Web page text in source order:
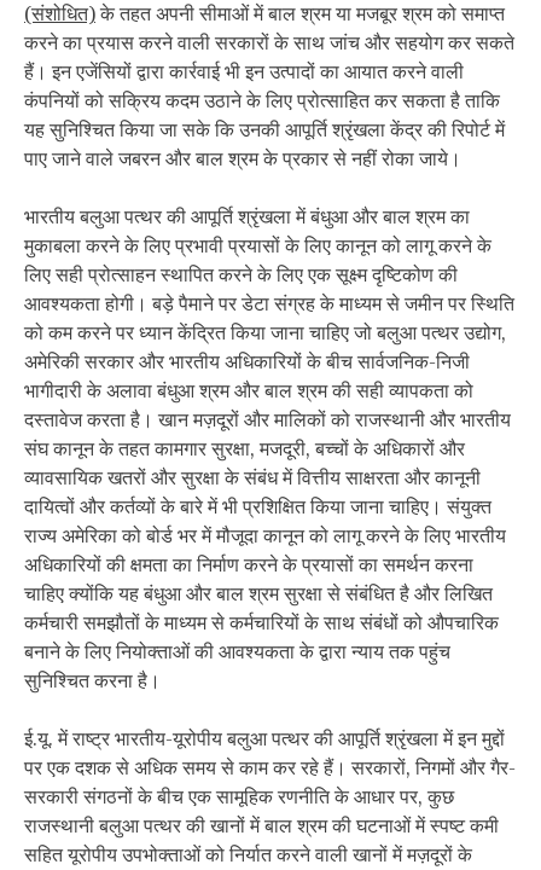
(संशोधित)के तहत अपनी सीमाओं में बाल श्रम या मजबूर श्रम को समाप्त
करने का प्रयास करने वाली सरकारों के साथ जांच और सहयोग कर सकते
हैं। इन एजेंसियों द्वारा कार्रवाई भी इन उत्पादों का आयात करने वाली
कंपनियों को सक्रिय कदम उठाने के लिए प्रोत्साहित कर सकता है ताकि
यह सुनिश्चित किया जा सके कि उनकी आपूर्ति श्रृंखला केंद्र की रिपोर्ट में
पाए जाने वाले जबरन और बाल श्रम के प्रकार से नहीं रोका जाये।
भारतीय बलुआ पत्थर की आपूर्ति श्रृंखला में बंधुआ और बाल श्रम का
मुकाबला करने के लिए प्रभावी प्रयासों के लिए कानून को लागू करने के
लिए सही प्रोत्साहन स्थापित करने के लिए एक सूक्ष्म दृष्टिकोण की
आवश्यकता होगी। बड़े पैमाने पर डेटा संग्रह के माध्यम से जमीन पर स्थिति
को कम करने पर ध्यान केंद्रित किया जाना चाहिए जो बलुआ पत्थर उद्योग,
अमेरिकी सरकार और भारतीय अधिकारियों के बीच सार्वजनिक-निजी
भागीदारी के अलावा बंधुआ श्रम और बाल श्रम की सही व्यापकता को
दस्तावेज करता है। खान मज़दूरों और मालिकों को राजस्थानी और भारतीय
संघ कानून के तहत कामगार सुरक्षा, मजदूरी, बच्चों के अधिकारों और
व्यावसायिक खतरों और सुरक्षा के संबंध में वित्तीय साक्षरता और कानूनी
दायित्वों और कर्तव्यों के बारे में भी प्रशिक्षित किया जाना चाहिए। संयुक्त
राज्य अमेरिका को बोर्ड भर में मौजूदा कानून को लागू करने के लिए भारतीय
अधिकारियों की क्षमता का निर्माण करने के प्रयासों का समर्थन करना
चाहिए क्योंकि यह बंधुआ और बाल श्रम सुरक्षा से संबंधित है और लिखित
कर्मचारी समझौतों के माध्यम से कर्मचारियों के साथ संबंधों को औपचारिक
बनाने के लिए नियोक्ताओं की आवश्यकता के द्वारा न्याय तक पहुंच
सुनिश्चित करना है।
ई.यू. में राष्ट्र भारतीय-यूरोपीय बलुआ पत्थर की आपूर्ति श्रृंखला में इन मुद्दों
पर एक दशक से अधिक समय से काम कर रहे हैं। सरकारों, निगमों और गैर-
सरकारी संगठनों के बीच एक सामूहिक रणनीति के आधार पर, कुछ
राजस्थानी बलुआ पत्थर की खानों में बाल श्रम की घटनाओं में स्पष्ट कमी
सहित यूरोपीय उपभोक्ताओं को निर्यात करने वाली खानों में मज़दूरों के